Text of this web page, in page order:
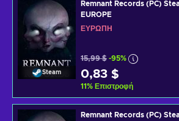
Steam
Remnant Records (PC)
EUROPE
ΕΥΡΏΠΗ
15,99 $ -95%
0,83 $
11% Επιστροφή
Remnant Records (PC)